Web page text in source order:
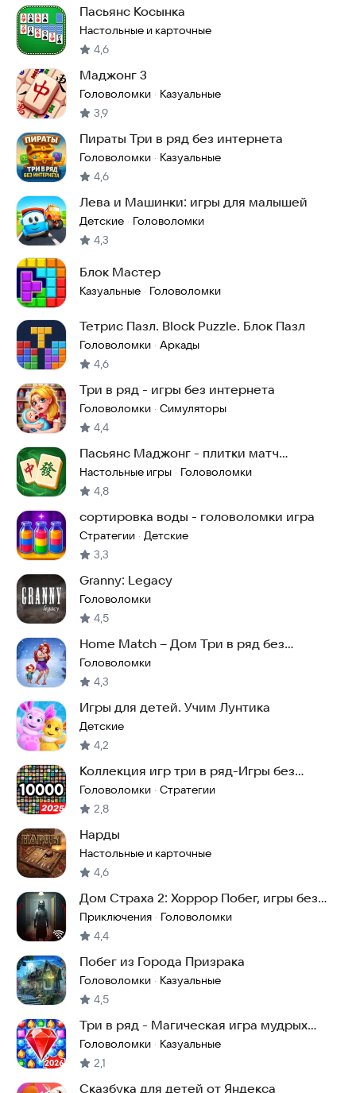
Пасьянс Косынка
Настольные и карточные
4,6
Маджонг 3
Головоломки · Казуальные
3,9
Пираты Три в ряд без интернета
Головоломки · Казуальные
4,6
Лева и Машинки: игры для малышей
Детские · Головоломки
4,3
Блок Мастер
Казуальные · Головоломки
Тетрис Пазл. Block Puzzle. Блок Пазл
Головоломки · Аркады
4,6
Три в ряд - игры без интернета
Головоломки · Симуляторы
4,4
Пасьянс Маджонг - плитки матч
головоломка
Настольные игры · Головоломки
4,8
сортировка воды - головоломки игра
Стратегии · Детские
3,3
Granny: Legacy
Головоломки
4,5
Home Match – Дом Три в ряд без
интернета
Головоломки
4,3
Игры для детей. Учим Лунтика
Детские
4,2
Коллекция игр три в ряд-Игры без
интернета
Головоломки · Стратегии
2,8
Нарды
Настольные и карточные
4,6
Дом Страха 2: Хоррор Побег, игры без
интернета
Приключения · Головоломки
4,4
Побег из Города Призрака
Головоломки · Казуальные
4,5
Три в ряд - Магическая игра мудрых
камней
Головоломки · Казуальные
2,1
Сказбука для детей от Яндекса